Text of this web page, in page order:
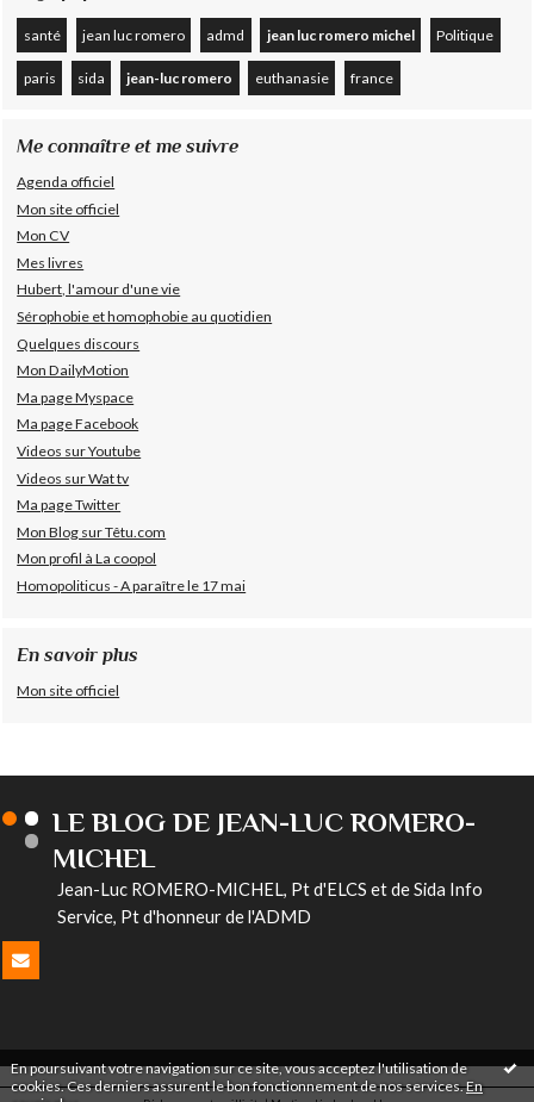
En poursuivant votre navigation sur ce site, vous acceptez l'utilisation de
cookies. Ces derniers assurent le bon fonctionnement de nos services.En
santé jean luc romero admd jean luc romero michel Politique
paris sida jean-luc romero euthanasie france
Me connaître et me suivre
Agenda officiel
Mon site officiel
Mon CV
Mes livres
Hubert, l'amour d'une vie
Sérophobie et homophobie au quotidien
Quelques discours
Mon DailyMotion
Ma page Myspace
Ma page Facebook
Videos sur Youtube
Videos sur Wat tv
Ma page Twitter
Mon Blog sur Têtu.com
Mon profil à La coopol
Homopoliticus - A paraître le 17 mai
En savoir plus
Mon site officiel
LE BLOG DE JEAN-LUC ROMERO-
MICHEL
Jean-Luc ROMERO-MICHEL, Pt d'ELCS et de Sida Info
Service, Pt d'honneur de l'ADMD